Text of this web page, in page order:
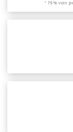
* 75% van